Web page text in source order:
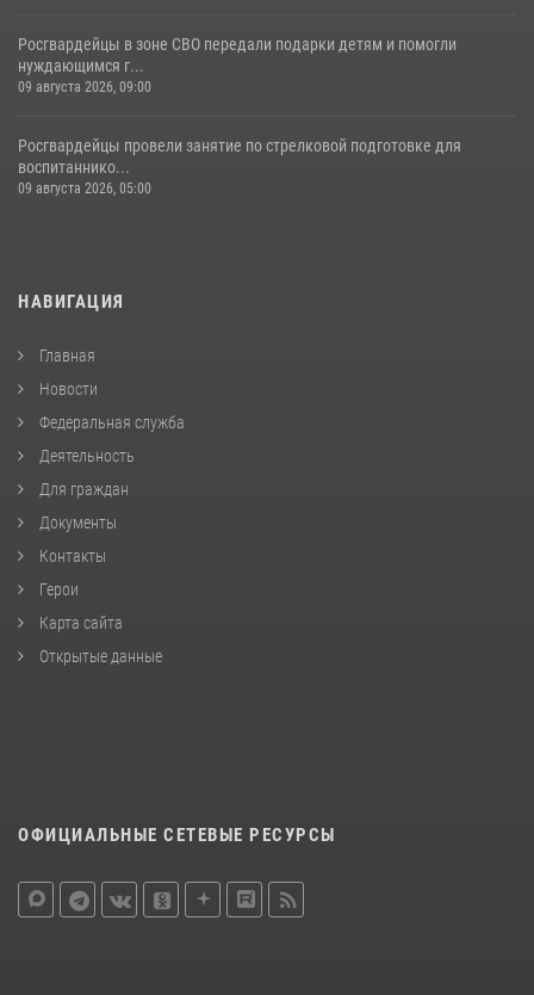
Росгвардейцы в зоне СВО передали подарки детям и помогли
нуждающимся г...
09 августа 2026, 09:00
Росгвардейцы провели занятие по стрелковой подготовке для
воспитаннико...
09 августа 2026, 05:00
НАВИГАЦИЯ
Главная
Новости
Федеральная служба
Деятельность
Для граждан
Документы
Контакты
Герои
Карта сайта
Открытые данные
ОФИЦИАЛЬНЫЕ СЕТЕВЫЕ РЕСУРСЫ